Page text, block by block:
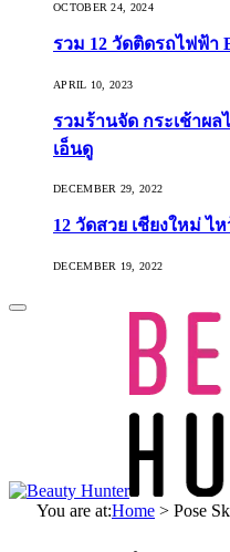
OCTOBER 24, 2024
รวม 12 วัดติดรถไฟฟ้า
APRIL 10, 2023
รวมร้านจัด กระเช้าผล
เอ็นดู
DECEMBER 29, 2022
12 วัดสวย เชียงใหม่ ไ
DECEMBER 19, 2022
You are at:Home > Pose